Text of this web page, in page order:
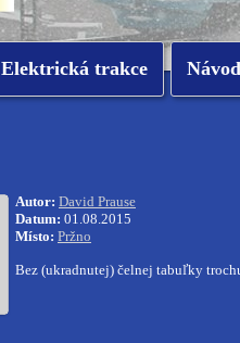
Elektrická trakce
Autor: David Prause
Datum: 01.08.2015
Místo: Pržno
Bez (ukradnutej) čelnej tabuľky